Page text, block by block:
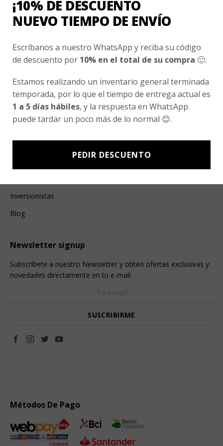
Esenciales
Contacto
Cambios y Devoluciones
¿Cómo Medirme?
Conocenos
Inversionistas
Blog
Newsletter signup
Subscríbete a nuestro Newsletter y obtén ofertas exclusivas y
novedades directamente en tu e-mail.
Métodos De Pago
¡10% DE DESCUENTO
NUEVO TIEMPO DE ENVÍO
Escríbanos a nuestro WhatsApp y reciba su código
de descuento por 10% en el total de su compra 🙂.
Estamos realizando un inventario general terminada
temporada, por lo que el tiempo de entrega actual es
1 a 5 días hábiles, y la respuesta en WhatsApp
puede tardar un poco más de lo normal 😊.
PEDIR DESCUENTO